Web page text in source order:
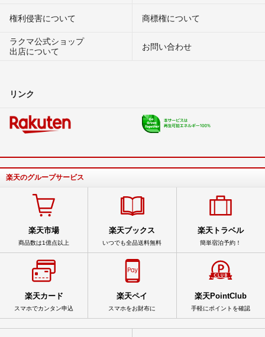
権利侵害について
商標権について
ラクマ公式ショップ
出店について
お問い合わせ
リンク
楽天のグループサービス
楽天市場
商品数は1億点以上
楽天ブックス
いつでも全品送料無料
楽天トラベル
簡単宿泊予約！
楽天カード
スマホでカンタン申込
楽天ペイ
スマホをお財布に
楽天PointClub
手軽にポイントを確認